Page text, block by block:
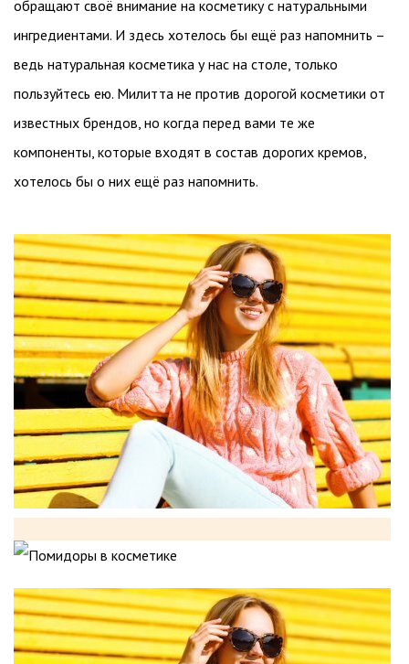
обращают своё внимание на косметику с натуральными
ингредиентами. И здесь хотелось бы ещё раз напомнить –
ведь натуральная косметика у нас на столе, только
пользуйтесь ею. Милитта не против дорогой косметики от
известных брендов, но когда перед вами те же
компоненты, которые входят в состав дорогих кремов,
хотелось бы о них ещё раз напомнить.